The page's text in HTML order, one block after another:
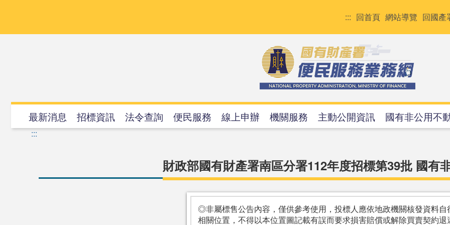
要
::: 回首頁 網站導覽 回國產
最新消息 招標資訊 法令查詢 便民服務 線上申辦 機關服務 主動公開資訊 國有非公用不
:::
財政部國有財產署南區分署112年度招標第39批 國有
◎非屬標售公告內容，僅供參考使用，投標人應依地政機關核發資料自
相關位置，不得以本位置圖記載有誤而要求損害賠償或解除買賣契約退